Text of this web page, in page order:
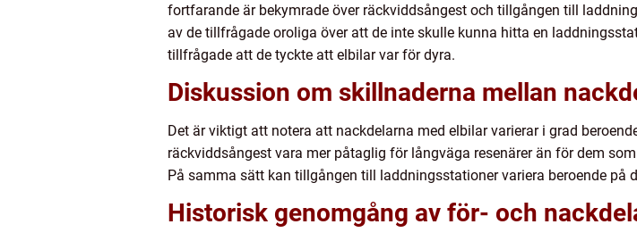
fortfarande är bekymrade över räckviddsångest och tillgången till
av de tillfrågade oroliga över att de inte skulle kunna hitta en
tillfrågade att de tyckte att elbilar var för dyra.
Diskussion om skillnaderna mellan
Det är viktigt att notera att nackdelarna med elbilar varierar i grad
räckviddsångest vara mer påtaglig för långväga resenärer än för dem
På samma sätt kan tillgången till laddningsstationer variera beroende på
Historisk genomgång av för- och